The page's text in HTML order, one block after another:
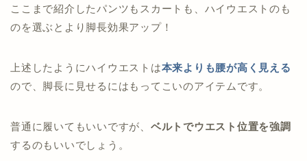
ここまで紹介したパンツもスカートも、ハイウエストのも
のを選ぶとより脚長効果アップ！
上述したようにハイウエストは本来よりも腰が高く見える
ので、脚長に見せるにはもってこいのアイテムです。
普通に履いてもいいですが、 ベルトでウエスト位置を強調
するのもいいでしょう。